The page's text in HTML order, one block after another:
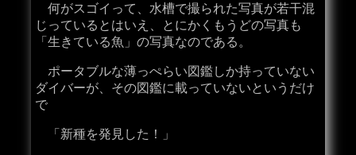
何がスゴイって、水槽で撮られた写真が若干混
じっているとはいえ、とにかくもうどの写真も
「生きている魚」の写真なのである。
ポータブルな薄っぺらい図鑑しか持っていない
ダイバーが、その図鑑に載っていないというだけ
で
「新種を発見した！」